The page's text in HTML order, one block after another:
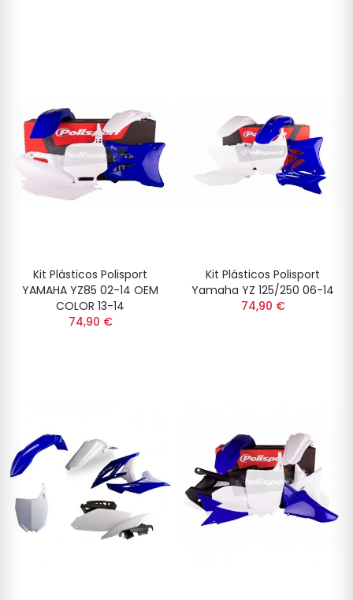
Kit Plásticos Polisport
YAMAHA YZ85 02-14 OEM
COLOR 13-14
74,90 €
Kit Plásticos Polisport
Yamaha YZ 125/250 06-14
74,90 €